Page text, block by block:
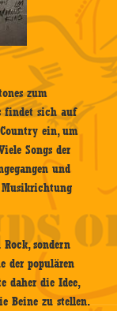
zum
findet sich auf
Country ein, um
Songs der
und
Musikrichtung
sondern
der populären
daher die Idee,
Beine zu stellen.